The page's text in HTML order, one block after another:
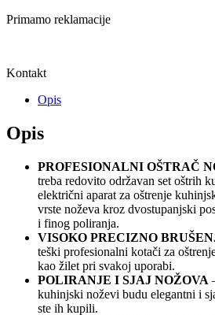
Primamo reklamacije
Kontakt
Opis
Opis
PROFESIONALNI OŠTRAČ
treba redovito održavan set oštrih
električni aparat za oštrenje
vrste noževa kroz dvostupanjski
i finog poliranja.
VISOKO PRECIZNO
teški profesionalni kotači za
kao žilet pri svakoj uporabi.
POLIRANJE I SJAJ NOŽOVA
kuhinjski noževi budu elegantni i
ste ih kupili.